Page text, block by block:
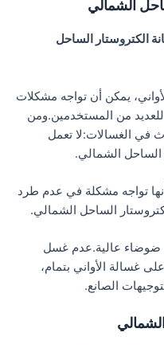
الشمالي
الكتروستار الساحل
يمكن أن تواجه مشكلات
من المستخدمين.ومن
في الغسالات:لا تعمل
الساحل الشمالي.
تواجه مشكلة في عدم طرد
الساحل الشمالي.
ضوضاء عالية.عدم غسل
غسالة الأواني بتمام،
الصانع.